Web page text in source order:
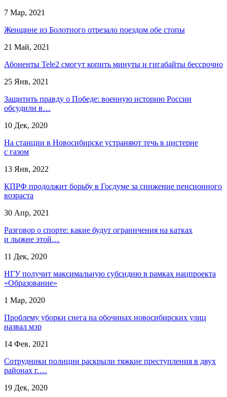
7 Мар, 2021
Женщине из Болотного отрезало поездом обе стопы
21 Май, 2021
Абоненты Tele2 смогут копить минуты и гигабайты бессрочно
25 Янв, 2021
Защитить правду о Победе: военную историю России
обсудили в…
10 Дек, 2020
На станции в Новосибирске устраняют течь в цистерне
с газом
13 Янв, 2022
КПРФ продолжит борьбу в Госдуме за снижение пенсионного
возраста
30 Апр, 2021
Разговор о спорте: какие будут ограничения на катках
и лыжне этой…
11 Дек, 2020
НГУ получит максимальную субсидию в рамках нацпроекта
«Образование»
1 Мар, 2020
Проблему уборки снега на обочинах новосибирских улиц
назвал мэр
14 Фев, 2021
Сотрудники полиции раскрыли тяжкие преступления в двух
районах г.…
19 Дек, 2020